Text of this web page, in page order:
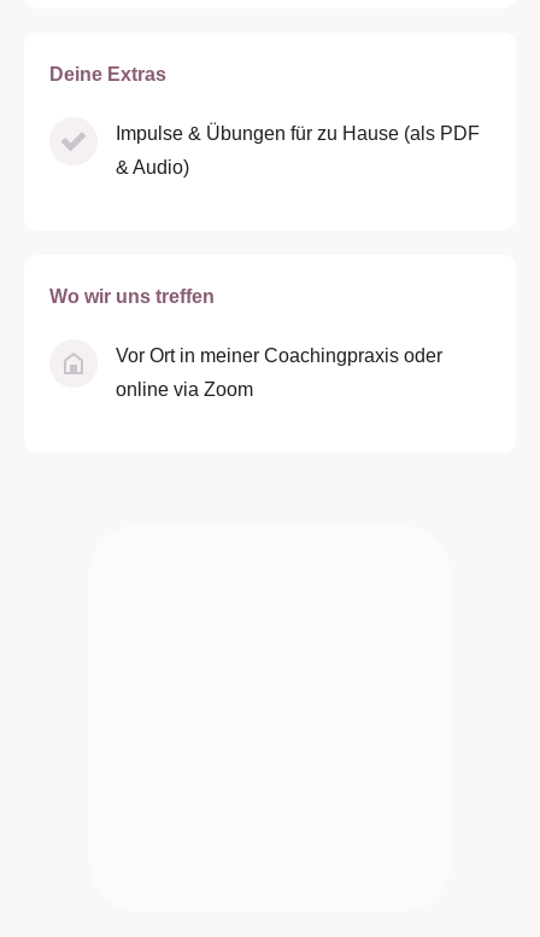
Deine Extras
Impulse & Übungen für zu Hause (als PDF
& Audio)
Wo wir uns treffen
Vor Ort in meiner Coachingpraxis oder
online via Zoom